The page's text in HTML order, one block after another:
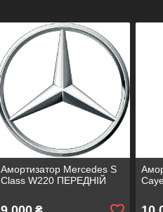
Амортизатор Mercedes S
Class W220 ПЕРЕДНІЙ